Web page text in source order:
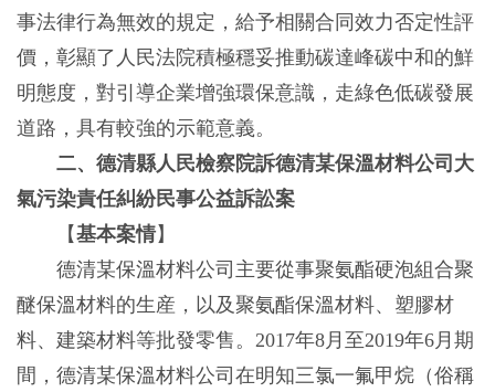
事法律行為無效的規定，給予相關合同效力否定性評
價，彰顯了人民法院積極穩妥推動碳達峰碳中和的鮮
明態度，對引導企業增強環保意識，走綠色低碳發展
道路，具有較強的示範意義。
二、德清縣人民檢察院訴德清某保溫材料公司大
氣污染責任糾紛民事公益訴訟案
【基本案情】
德清某保溫材料公司主要從事聚氨酯硬泡組合聚
醚保溫材料的生産，以及聚氨酯保溫材料、塑膠材
料、建築材料等批發零售。2017年8月至2019年6月期
間，德清某保溫材料公司在明知三氯一氟甲烷（俗稱